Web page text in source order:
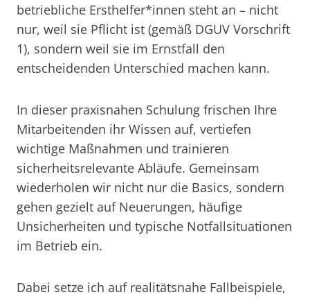
betriebliche Ersthelfer*innen steht an – nicht
nur, weil sie Pflicht ist (gemäß DGUV Vorschrift
1), sondern weil sie im Ernstfall den
entscheidenden Unterschied machen kann.
In dieser praxisnahen Schulung frischen Ihre
Mitarbeitenden ihr Wissen auf, vertiefen
wichtige Maßnahmen und trainieren
sicherheitsrelevante Abläufe. Gemeinsam
wiederholen wir nicht nur die Basics, sondern
gehen gezielt auf Neuerungen, häufige
Unsicherheiten und typische Notfallsituationen
im Betrieb ein.
Dabei setze ich auf realitätsnahe Fallbeispiele,